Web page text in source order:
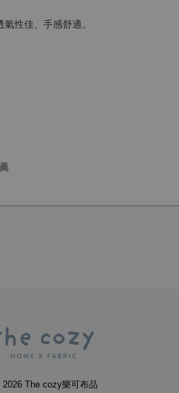
性佳、手感舒適。
The cozy樂可布品